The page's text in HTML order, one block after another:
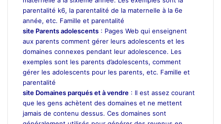
parentalité k6, la parentalité de la maternelle à la 6e
année, etc. Famille et parentalité
site Parents adolescents : Pages Web qui enseignent
aux parents comment gérer leurs adolescents et les
domaines connexes pendant leur adolescence. Les
exemples sont les parents d’adolescents, comment
gérer les adolescents pour les parents, etc. Famille et
parentalité
site Domaines parqués et à vendre : Il est assez courant
que les gens achètent des domaines et ne mettent
jamais de contenu dessus. Ces domaines sont